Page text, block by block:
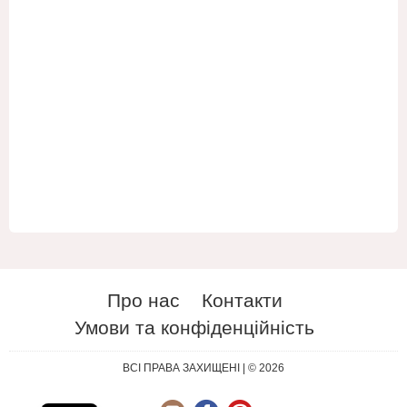
Про нас
Контакти
Умови та конфіденційність
ВСІ ПРАВА ЗАХИЩЕНІ | © 2026